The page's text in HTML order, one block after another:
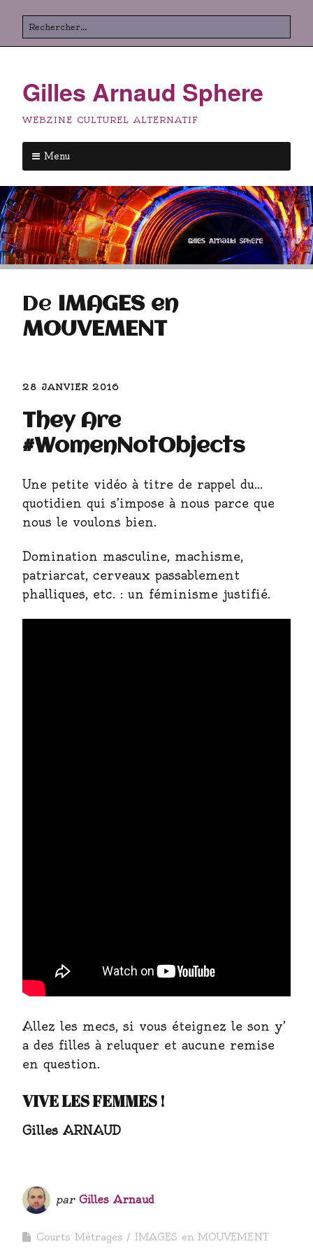
au
contenu
Rechercher
Gilles Arnaud Sphere
WEBZINE CULTUREL ALTERNATIF
Menu
au
contenu
principal
De IMAGES en
MOUVEMENT
28 JANVIER 2016
They Are
#WomenNotObjects
Une petite vidéo à titre de rappel du…
quotidien qui s’impose à nous parce que
nous le voulons bien.
Domination masculine, machisme,
patriarcat, cerveaux passablement
phalliques, etc. : un féminisme justifié.
Allez les mecs, si vous éteignez le son y’
a des filles à reluquer et aucune remise
en question.
VIVE LES FEMMES !
Gilles ARNAUD
par Gilles Arnaud
Courts Métrages
IMAGES en MOUVEMENT